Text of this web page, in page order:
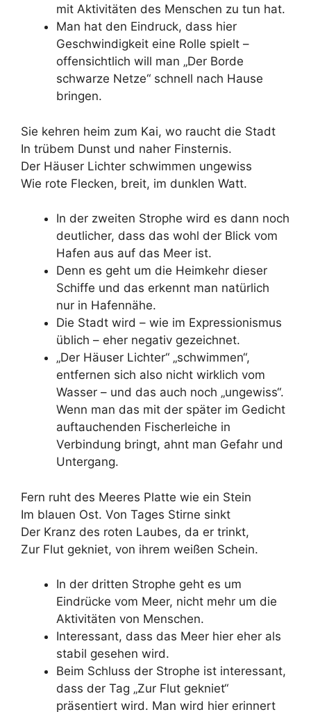
mit Aktivitäten des Menschen zu tun hat.
Man hat den Eindruck, dass hier
Geschwindigkeit eine Rolle spielt –
offensichtlich will man „Der Borde
schwarze Netze“ schnell nach Hause
bringen.
Sie kehren heim zum Kai, wo raucht die Stadt
In trübem Dunst und naher Finsternis.
Der Häuser Lichter schwimmen ungewiss
Wie rote Flecken, breit, im dunklen Watt.
In der zweiten Strophe wird es dann noch
deutlicher, dass das wohl der Blick vom
Hafen aus auf das Meer ist.
Denn es geht um die Heimkehr dieser
Schiffe und das erkennt man natürlich
nur in Hafennähe.
Die Stadt wird – wie im Expressionismus
üblich – eher negativ gezeichnet.
„Der Häuser Lichter“ „schwimmen“,
entfernen sich also nicht wirklich vom
Wasser – und das auch noch „ungewiss“.
Wenn man das mit der später im Gedicht
auftauchenden Fischerleiche in
Verbindung bringt, ahnt man Gefahr und
Untergang.
Fern ruht des Meeres Platte wie ein Stein
Im blauen Ost. Von Tages Stirne sinkt
Der Kranz des roten Laubes, da er trinkt,
Zur Flut gekniet, von ihrem weißen Schein.
In der dritten Strophe geht es um
Eindrücke vom Meer, nicht mehr um die
Aktivitäten von Menschen.
Interessant, dass das Meer hier eher als
stabil gesehen wird.
Beim Schluss der Strophe ist interessant,
dass der Tag „Zur Flut gekniet“
präsentiert wird. Man wird hier erinnert